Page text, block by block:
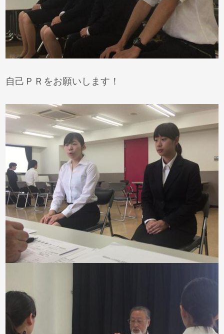
自己ＰＲをお願いします！